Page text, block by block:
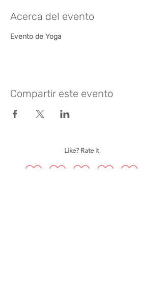
Acerca del evento
Evento de Yoga
Compartir este evento
Like? Rate it